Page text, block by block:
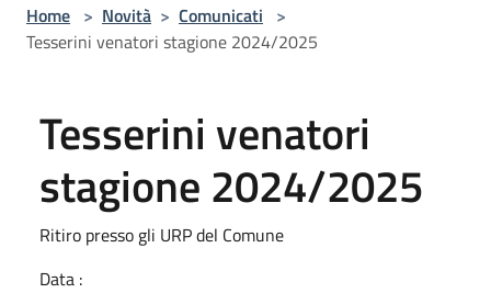
Home > Novità > Comunicati >
Tesserini venatori stagione 2024/2025
Tesserini venatori
stagione 2024/2025
Ritiro presso gli URP del Comune
Data :